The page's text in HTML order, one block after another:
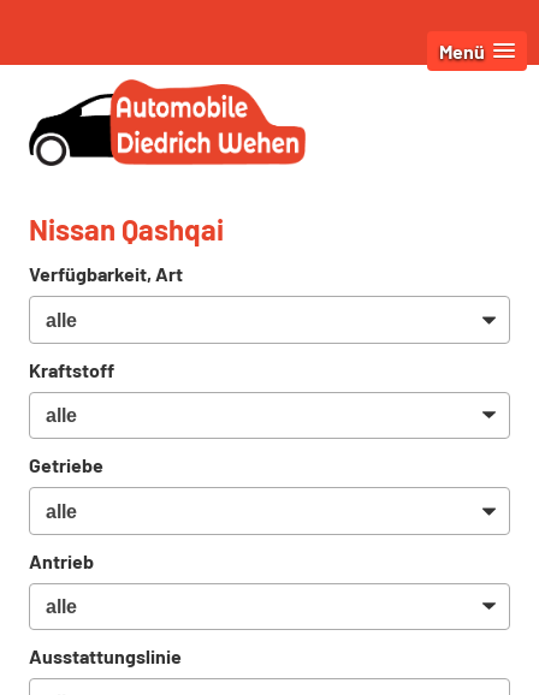
Menü
Nissan Qashqai
Verfügbarkeit, Art
Kraftstoff
Getriebe
Antrieb
Ausstattungslinie